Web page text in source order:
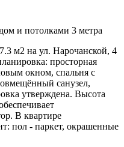
и потолками 3 метра
м2 на ул. Нарочанской, 4
просторная
окном, спальня с
санузел,
утверждена. Высота
В квартире
пол - паркет, окрашенные